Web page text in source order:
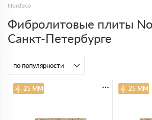
Nordeco
Фибролитовые плиты
Санкт-Петербурге
25 ММ 25 ММ